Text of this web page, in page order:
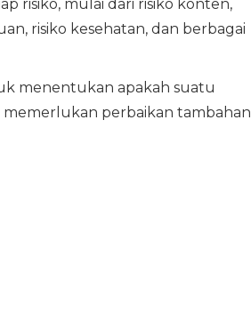
risiko, mulai dari risiko konten,
risiko kesehatan, dan berbagai
menentukan apakah suatu
perbaikan tambahan